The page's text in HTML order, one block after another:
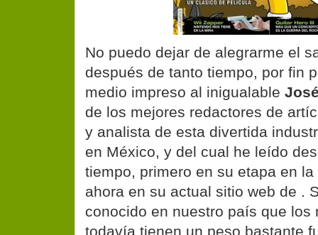
No puedo dejar de alegrarme el
después de tanto tiempo, por fin
medio impreso al inigualable
de los mejores redactores de
y analista de esta divertida
en México, y del cual he leído
tiempo, primero en su etapa en
ahora en su actual sitio web de .
conocido en nuestro país que los
todavía tienen un peso bastante